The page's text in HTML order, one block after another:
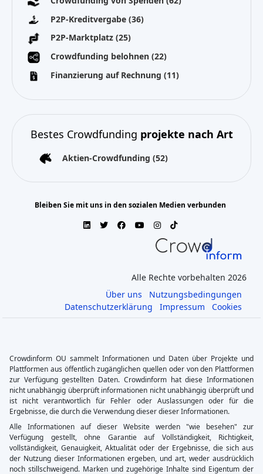
P2P-Kreditvergabe (36)
P2P-Marktplatz (25)
Crowdfunding belohnen (22)
Finanzierung auf Rechnung (11)
Bestes Crowdfunding projekte nach Art
Aktien-Crowdfunding (52)
Bleiben Sie mit uns in den sozialen Medien verbunden
Alle Rechte vorbehalten 2026
Über uns
Nutzungsbedingungen
Datenschutzerklärung
Impressum Cookies
Crowdinform OU sammelt Informationen und Daten über Projekte und
Plattformen aus öffentlich zugänglichen quellen oder von den Plattformen
zur Verfügung gestellten Daten. Crowdinform hat diese Informationen
nicht unabhängig überprüft informationen nicht unabhängig überprüft und
ist nicht verantwortlich für Fehler oder Auslassungen oder für die
Ergebnisse, die durch die Verwendung dieser dieser Informationen.
Alle Informationen auf dieser Website werden "wie besehen" zur
Verfügung gestellt, ohne Garantie auf Vollständigkeit, Richtigkeit,
vollständigkeit, Genauigkeit, Aktualität oder der Ergebnisse, die sich aus
der Nutzung dieser Informationen ergeben, und art, weder ausdrücklich
noch stillschweigend. Marken und zugehörige Inhalte sind Eigentum der